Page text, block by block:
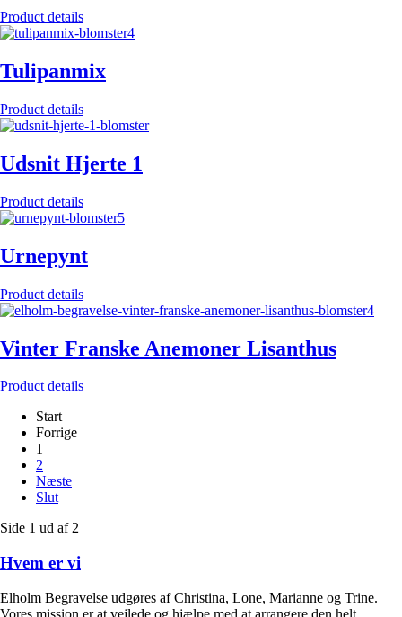
Product details
Tulipanmix
Product details
Udsnit Hjerte 1
Product details
Urnepynt
Product details
Vinter Franske Anemoner Lisanthus
Product details
Start
Forrige
1
2
Næste
Slut
Side 1 ud af 2
Hvem er vi
Elholm Begravelse udgøres af Christina, Lone, Marianne og Trine.
Vores mission er at vejlede og hjælpe med at arrangere den helt